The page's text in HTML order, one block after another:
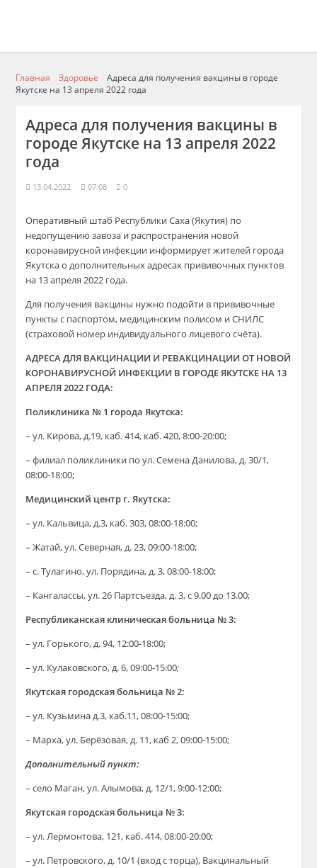
Главная Здоровье
Адреса для получения вакцины в городе
Якутске на 13 апреля 2022 года
Адреса для получения вакцины в
городе Якутске на 13 апреля 2022
года
13.04.2022 07:08 0
Оперативный штаб Республики Саха (Якутия) по
недопущению завоза и распространения новой
коронавирусной инфекции информирует жителей города
Якутска о дополнительных адресах прививочных пунктов
на 13 апреля 2022 года.
Для получения вакцины нужно подойти в прививочные
пункты с паспортом, медицинским полисом и СНИЛС
(страховой номер индивидуального лицевого счёта).
АДРЕСА ДЛЯ ВАКЦИНАЦИИ И РЕВАКЦИНАЦИИ ОТ НОВОЙ
КОРОНАВИРУСНОЙ ИНФЕКЦИИ В ГОРОДЕ ЯКУТСКЕ НА 13
АПРЕЛЯ 2022 ГОДА:
Поликлиника № 1 города Якутска:
– ул. Кирова, д.19, каб. 414, каб. 420, 8:00-20:00;
– филиал поликлиники по ул. Семена Данилова, д. 30/1,
08:00-18:00;
Медицинский центр г. Якутска:
– ул. Кальвица, д.3, каб. 303, 08:00-18:00;
– Жатай, ул. Северная, д. 23, 09:00-18:00;
– с. Тулагино, ул. Порядина, д. 3, 08:00-18:00;
– Кангалассы, ул. 26 Партсъезда, д. 3, с 9.00 до 13.00;
Республиканская клиническая больница № 3:
– ул. Горького, д. 94, 12:00-18:00;
– ул. Кулаковского, д. 6, 09:00-15:00;
Якутская городская больница № 2:
– ул. Кузьмина д.3, каб.11, 08:00-15:00;
– Марха, ул. Берёзовая, д. 11, каб 2, 09:00-15:00;
Дополнительный пункт:
– село Маган, ул. Алымова, д. 12/1, 9:00-12:00;
Якутская городская больница № 3:
– ул. Лермонтова, 121, каб. 414, 08:00-20:00;
– ул. Петровского, д. 10/1 (вход с торца), Вакцинальный